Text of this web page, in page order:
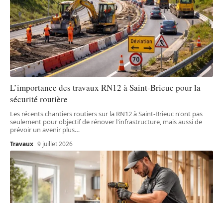
L’importance des travaux RN12 à Saint-Brieuc pour la
sécurité routière
Les récents chantiers routiers sur la RN12 à Saint-Brieuc n'ont pas
seulement pour objectif de rénover l'infrastructure, mais aussi de
prévoir un avenir plus…
Travaux 9 juillet 2026